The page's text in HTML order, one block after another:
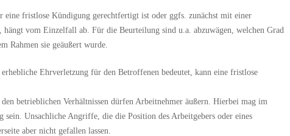
eine fristlose Kündigung gerechtfertigt ist oder ggfs. zunächst mit einer
hängt vom Einzelfall ab. Für die Beurteilung sind u.a. abzuwägen, welchen Grad
Rahmen sie geäußert wurde.
Ehrverletzung für den Betroffenen bedeutet, kann eine fristlose
betrieblichen Verhältnissen dürfen Arbeitnehmer äußern. Hierbei mag im
sein. Unsachliche Angriffe, die die Position des Arbeitgebers oder eines
aber nicht gefallen lassen.